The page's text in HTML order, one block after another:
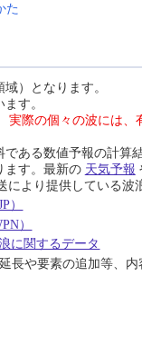
た
）となります。
す。
実際の個々の波には、
ある数値予報の計
ます。最新の 天気予報
により提供している波
）
）
に関するデータ
長や要素の追加等、